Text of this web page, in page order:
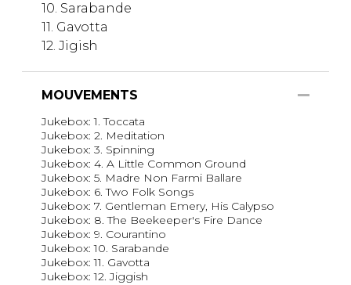
10. Sarabande
11. Gavotta
12. Jigish
MOUVEMENTS
Jukebox: 1. Toccata
Jukebox: 2. Meditation
Jukebox: 3. Spinning
Jukebox: 4. A Little Common Ground
Jukebox: 5. Madre Non Farmi Ballare
Jukebox: 6. Two Folk Songs
Jukebox: 7. Gentleman Emery, His Calypso
Jukebox: 8. The Beekeeper's Fire Dance
Jukebox: 9. Courantino
Jukebox: 10. Sarabande
Jukebox: 11. Gavotta
Jukebox: 12. Jiggish